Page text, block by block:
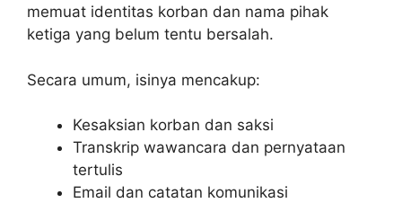
memuat identitas korban dan nama pihak
ketiga yang belum tentu bersalah.
Secara umum, isinya mencakup:
Kesaksian korban dan saksi
Transkrip wawancara dan pernyataan
tertulis
Email dan catatan komunikasi